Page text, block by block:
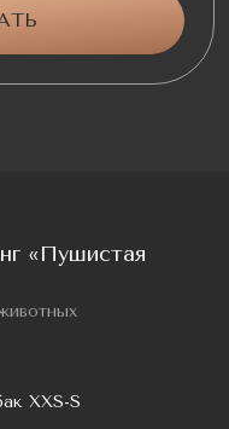
«Пушистая
XXS-S